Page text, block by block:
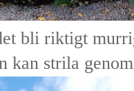
bli riktigt
kan strila